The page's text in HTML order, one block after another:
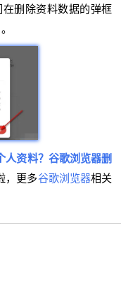
删除资料数据的弹框
人资料？谷歌浏览器删
，更多谷歌浏览器相关